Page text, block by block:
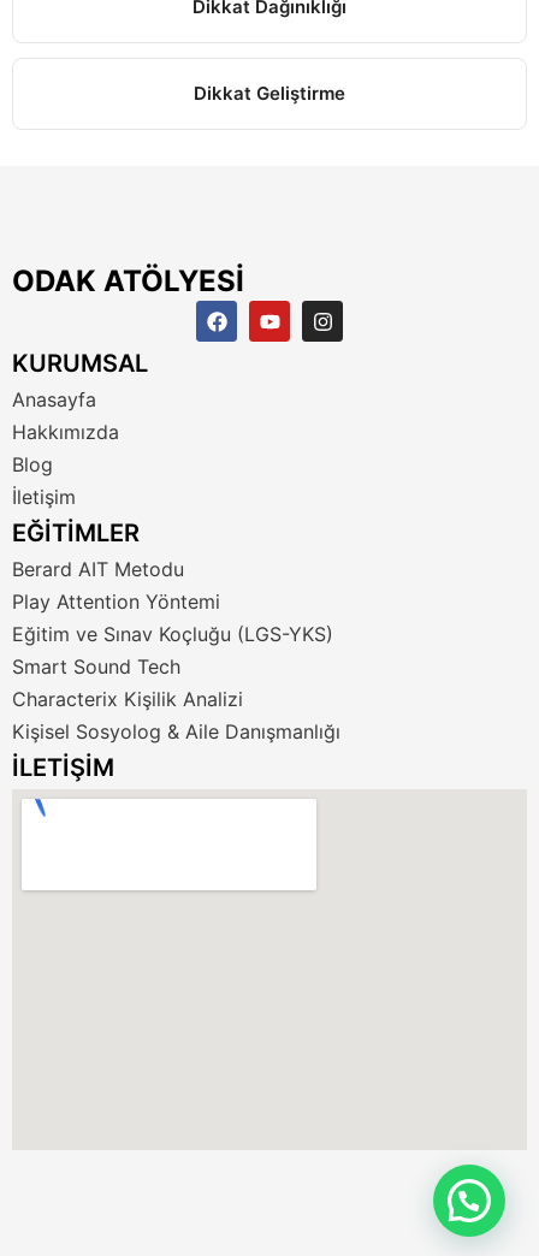
Dikkat Dağınıklığı
Dikkat Geliştirme
ODAK ATÖLYESİ
KURUMSAL
Anasayfa
Hakkımızda
Blog
İletişim
EĞİTİMLER
Berard AIT Metodu
Play Attention Yöntemi
Eğitim ve Sınav Koçluğu (LGS-YKS)
Smart Sound Tech
Characterix Kişilik Analizi
Kişisel Sosyolog & Aile Danışmanlığı
İLETİŞİM